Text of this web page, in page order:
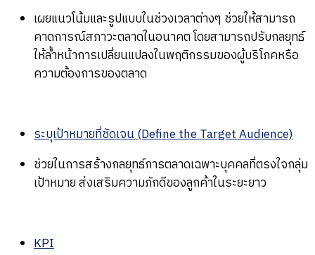
เผยแนวโน้มและรูปแบบในช่วงเวลาต่างๆ ช่วยให้สามารถ
คาดการณ์สภาวะตลาดในอนาคต โดยสามารถปรับกลยุทธ์
ให้ล้ำหน้าการเปลี่ยนแปลงในพฤติกรรมของผู้บริโภคหรือ
ความต้องการของตลาด
ระบุเป้าหมายที่ชัดเจน (Define the Target Audience)
ช่วยในการสร้างกลยุทธ์การตลาดเฉพาะบุคคลที่ตรงใจกลุ่ม
เป้าหมาย ส่งเสริมความภักดีของลูกค้าในระยะยาว
KPI